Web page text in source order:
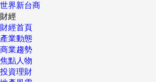
世界新台商
財經
財經首頁
產業動態
商業趨勢
焦點人物
投資理財